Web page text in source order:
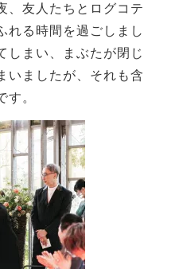
、友人たちとログコテ
れる時間を過ごしまし
しまい、まぶたが閉じ
いましたが、それも含
す。